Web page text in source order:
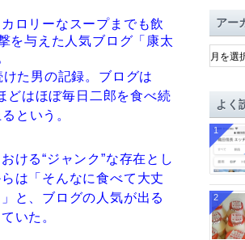
ロリーなスープまでも飲
を与えた人気ブログ「康太
た男の記録。ブログは
どはほぼ毎日二郎を食べ続
という。
ける“ジャンク”な存在とし
は「そんなに食べて大丈
と、ブログの人気が出る
いた。
アー
ア
ー
ブよく
1
2